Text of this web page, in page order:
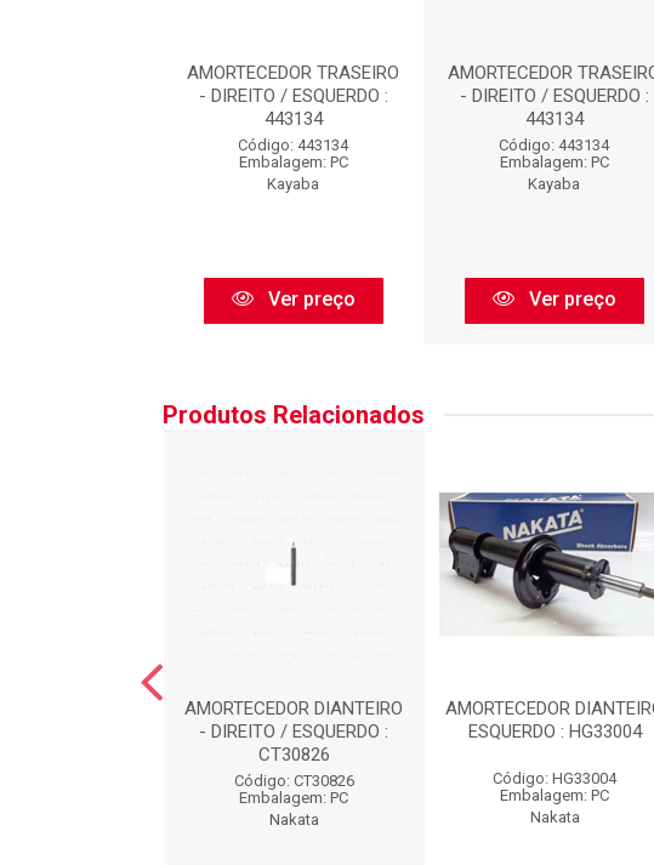
AMORTECEDOR TRASEIRO
- DIREITO / ESQUERDO :
443134
Código: 443134
Embalagem: PC
Kayaba
Ver preço
AMORTECEDOR
- DIREITO / ESQUERDO :
443134
Código: 443134
Embalagem: PC
Kayaba
Ver preço
Produtos Relacionados
AMORTECEDOR DIANTEIRO
- DIREITO / ESQUERDO :
CT30826
Código: CT30826
Embalagem: PC
Nakata
AMORTECEDOR
ESQUERDO : HG33004
Código: HG33004
Embalagem: PC
Nakata